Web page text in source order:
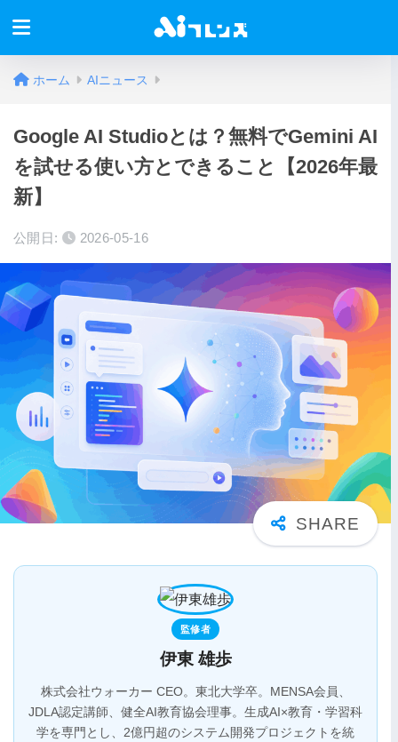
ホーム AIニュース
Google AI Studioとは？無料でGemini AI
を試せる使い方とできること【2026年最
新】
公開日: 2026-05-16
監修者
伊東 雄歩
株式会社ウォーカー CEO。東北大学卒。MENSA会員、
JDLA認定講師、健全AI教育協会理事。生成AI×教育・学習科
学を専門とし、2億円超のシステム開発プロジェクトを統